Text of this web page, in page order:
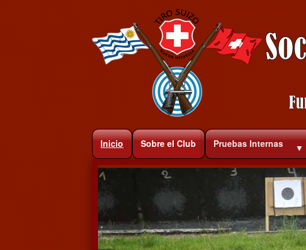
Inicio Sobre el Club Pruebas Internas ▼